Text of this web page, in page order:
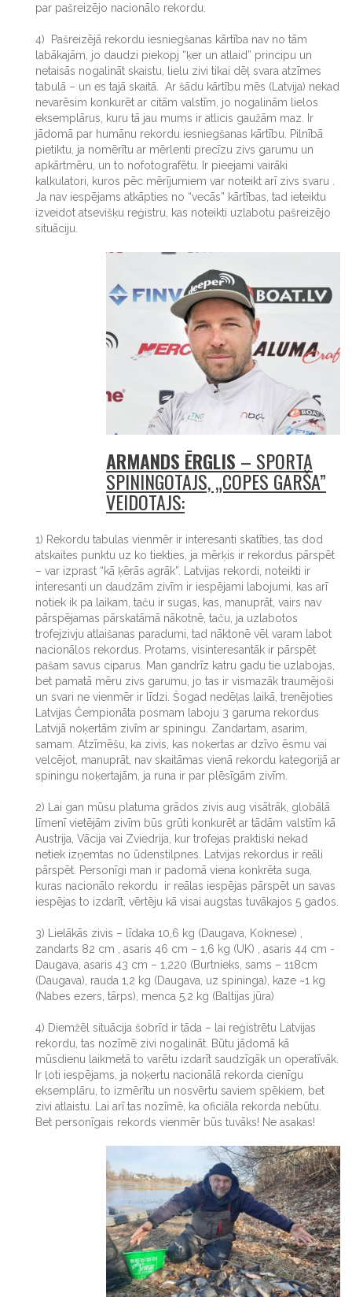
par pašreizējo nacionālo rekordu.
4) Pašreizējā rekordu iesniegšanas kārtība nav no tām
labākajām, jo daudzi piekopj “ķer un atlaid” principu un
netaisās nogalināt skaistu, lielu zivi tikai dēļ svara atzīmes
tabulā – un es tajā skaitā. Ar šādu kārtību mēs (Latvija) nekad
nevarēsim konkurēt ar citām valstīm, jo nogalinām lielos
eksemplārus, kuru tā jau mums ir atlicis gaužām maz. Ir
jādomā par humānu rekordu iesniegšanas kārtību. Pilnībā
pietiktu, ja nomērītu ar mērlenti precīzu zivs garumu un
apkārtmēru, un to nofotografētu. Ir pieejami vairāki
kalkulatori, kuros pēc mērījumiem var noteikt arī zivs svaru .
Ja nav iespējams atkāpties no “vecās” kārtības, tad ieteiktu
izveidot atsevišķu reģistru, kas noteikti uzlabotu pašreizējo
situāciju.
ARMANDS ĒRGLIS – SPORTA
SPININGOTĀJS, „COPES GARŠA”
VEIDOTĀJS:
1) Rekordu tabulas vienmēr ir interesanti skatīties, tas dod
atskaites punktu uz ko tiekties, ja mērķis ir rekordus pārspēt
– var izprast “kā ķērās agrāk”. Latvijas rekordi, noteikti ir
interesanti un daudzām zivīm ir iespējami labojumi, kas arī
notiek ik pa laikam, taču ir sugas, kas, manuprāt, vairs nav
pārspējamas pārskatāmā nākotnē, taču, ja uzlabotos
trofejzivju atlaišanas paradumi, tad nāktonē vēl varam labot
nacionālos rekordus. Protams, visinteresantāk ir pārspēt
pašam savus ciparus. Man gandrīz katru gadu tie uzlabojas,
bet pamatā mēru zivs garumu, jo tas ir vismazāk traumējoši
un svari ne vienmēr ir līdzi. Šogad nedēļas laikā, trenējoties
Latvijas Čempionāta posmam laboju 3 garuma rekordus
Latvijā noķertām zivīm ar spiningu. Zandartam, asarim,
samam. Atzīmēšu, ka zivis, kas noķertas ar dzīvo ēsmu vai
velcējot, manuprāt, nav skaitāmas vienā rekordu kategorijā ar
spiningu noķertajām, ja runa ir par plēsīgām zivīm.
2) Lai gan mūsu platuma grādos zivis aug visātrāk, globālā
līmenī vietējām zivīm būs grūti konkurēt ar tādām valstīm kā
Austrija, Vācija vai Zviedrija, kur trofejas praktiski nekad
netiek izņemtas no ūdenstilpnes. Latvijas rekordus ir reāli
pārspēt. Personīgi man ir padomā viena konkrēta suga,
kuras nacionālo rekordu ir reālas iespējas pārspēt un savas
iespējas to izdarīt, vērtēju kā visai augstas tuvākajos 5 gados.
3) Lielākās zivis – līdaka 10,6 kg (Daugava, Koknese) ,
zandarts 82 cm , asaris 46 cm – 1,6 kg (UK) , asaris 44 cm -
Daugava, asaris 43 cm – 1,220 (Burtnieks, sams – 118cm
(Daugava), rauda 1,2 kg (Daugava, uz spininga), kaze ~1 kg
(Nabes ezers, tārps), menca 5,2 kg (Baltijas jūra)
4) Diemžēl situācija šobrīd ir tāda – lai reģistrētu Latvijas
rekordu, tas nozīmē zivi nogalināt. Būtu jādomā kā
mūsdienu laikmetā to varētu izdarīt saudzīgāk un operatīvāk.
Ir ļoti iespējams, ja noķertu nacionālā rekorda cienīgu
eksemplāru, to izmērītu un nosvērtu saviem spēkiem, bet
zivi atlaistu. Lai arī tas nozīmē, ka oficiāla rekorda nebūtu.
Bet personīgais rekords vienmēr būs tuvāks! Ne asakas!